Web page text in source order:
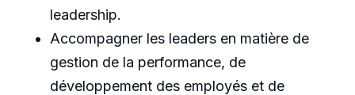
leadership.
Accompagner les leaders en matière de
gestion de la performance, de
développement des employés et de